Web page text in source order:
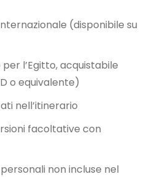
(disponibile su
per l’Egitto, acquistabile
o equivalente)
nell’itinerario
facoltative con
non incluse nel